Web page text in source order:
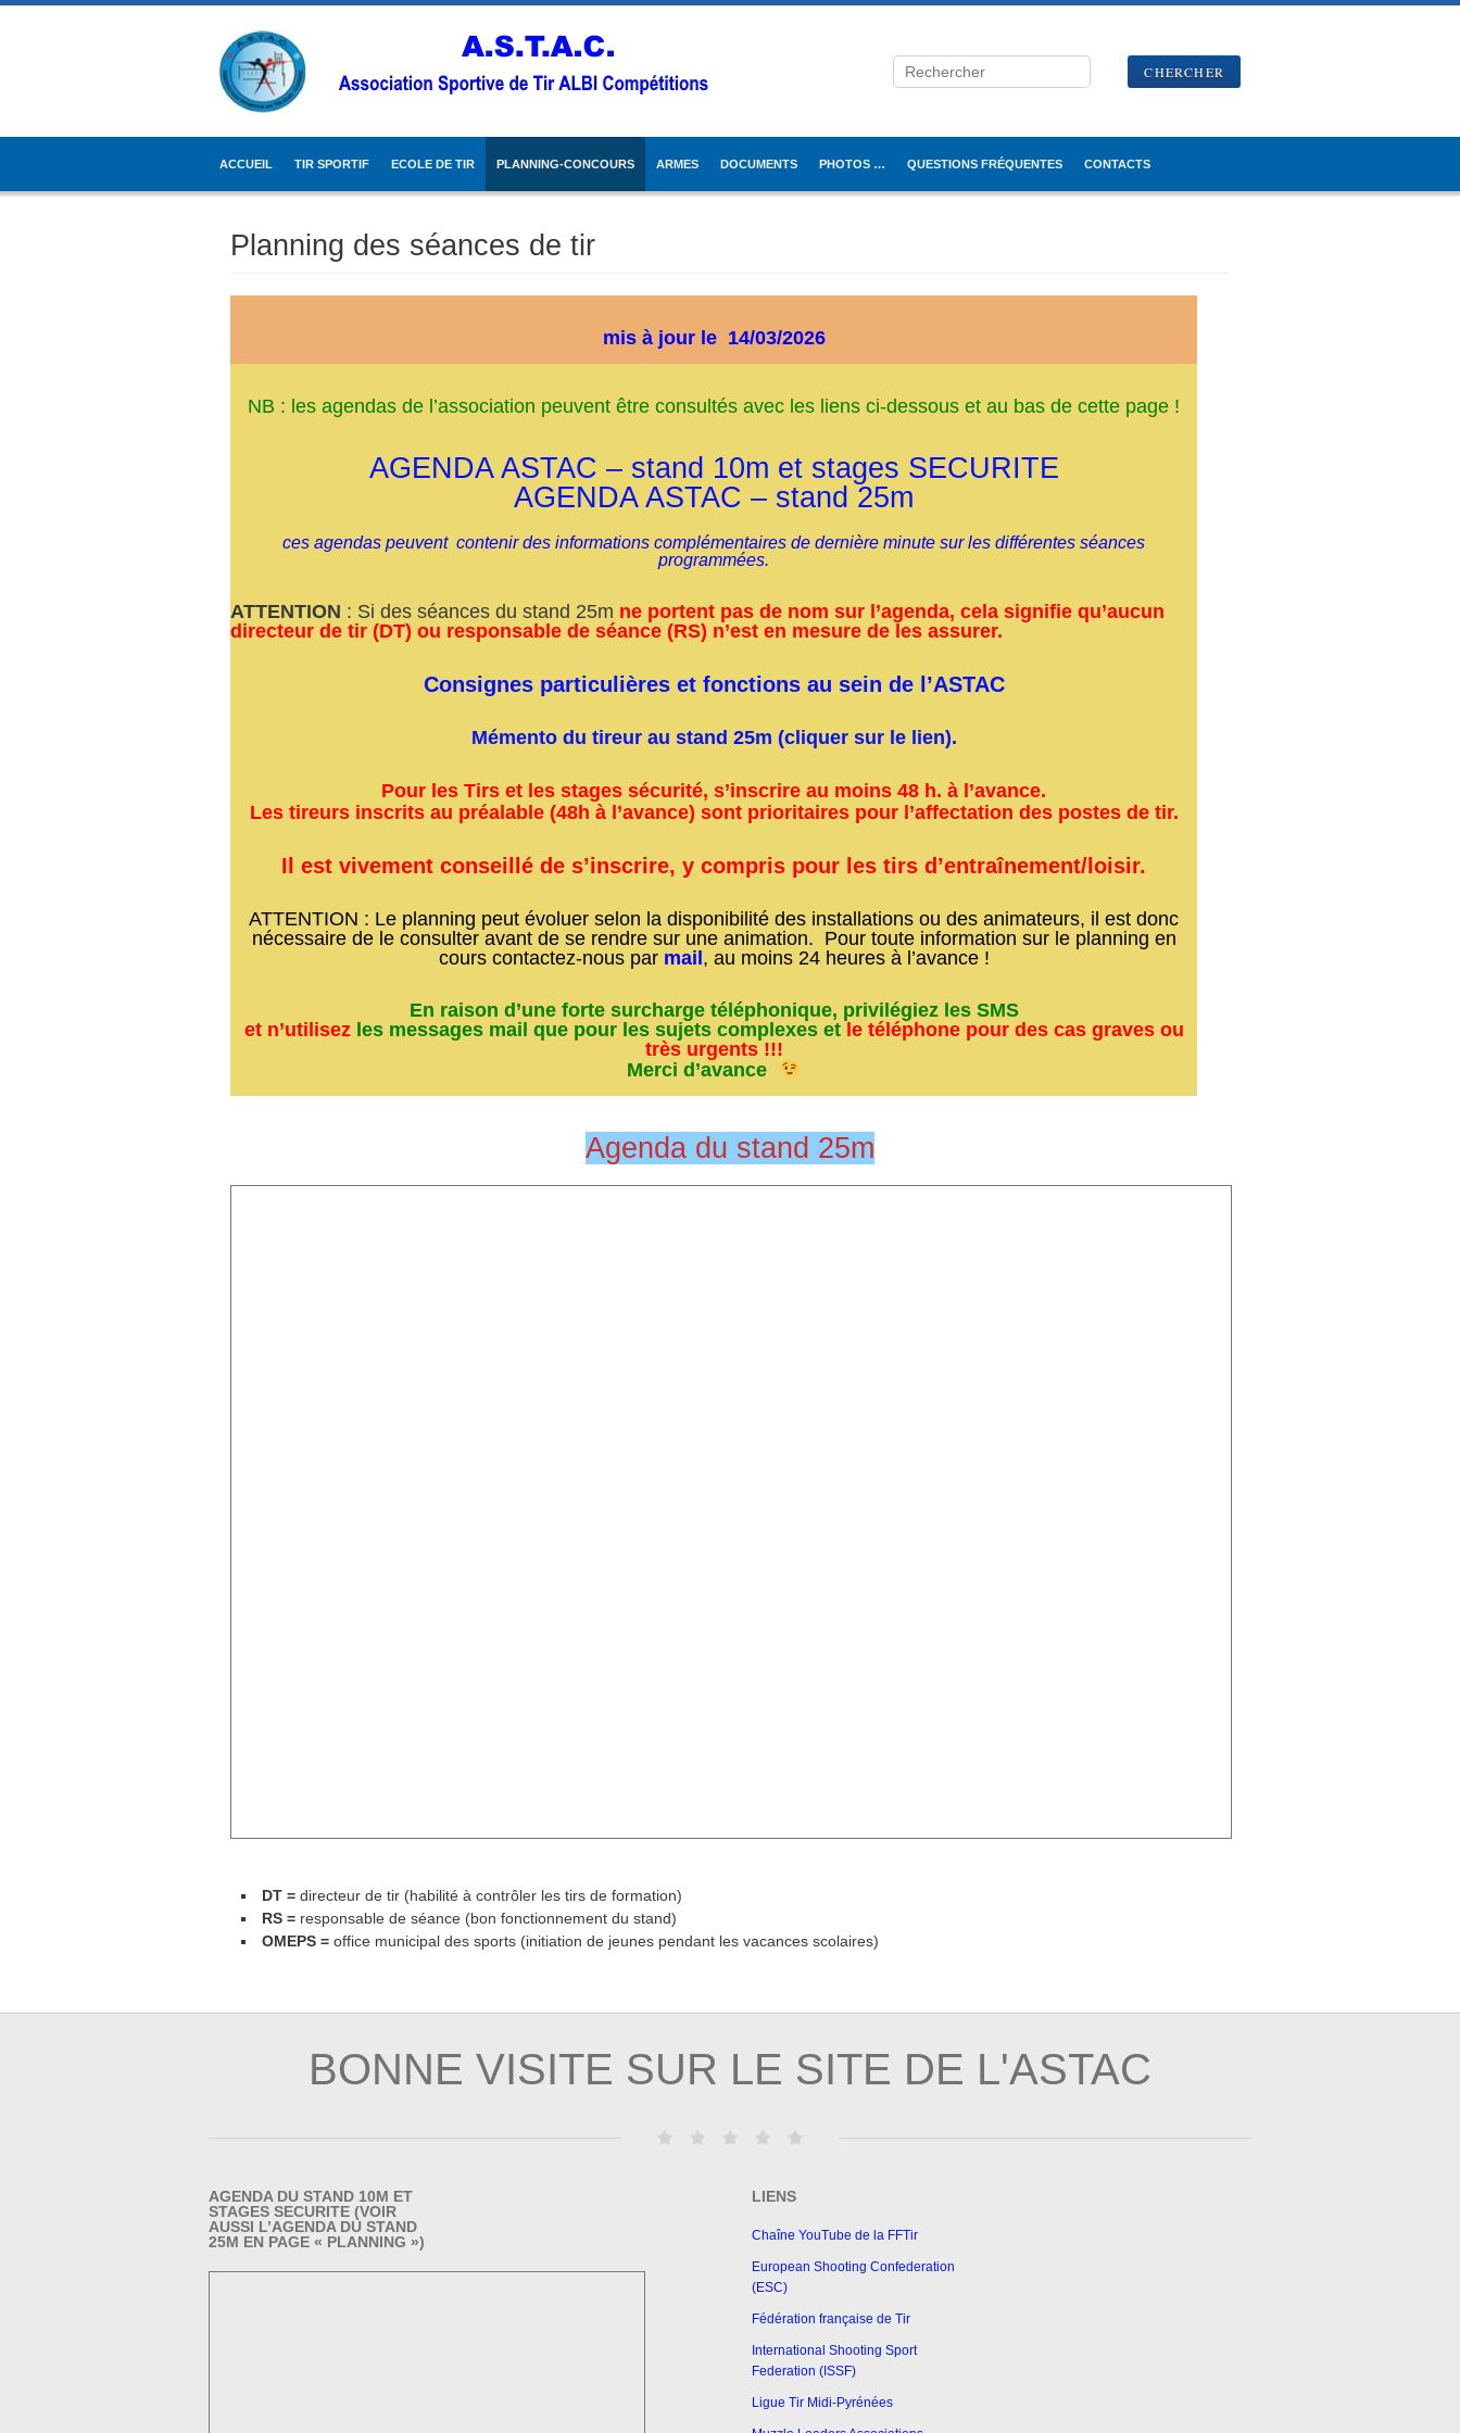
ACCUEIL TIR SPORTIF ECOLE DE TIR PLANNING-CONCOURS ARMES DOCUMENTS PHOTOS … QUESTIONS FRÉQUENTES CONTACTS
Planning des séances de tir
mis à jour le 14/03/2026
NB : les agendas de l’association peuvent être consultés avec les liens ci-dessous et au bas de cette page !
AGENDA ASTAC – stand 10m et stages SECURITE
AGENDA ASTAC – stand 25m
ces agendas peuvent contenir des informations complémentaires de dernière minute sur les différentes séances
programmées.
ATTENTION : Si des séances du stand 25m ne portent pas de nom sur l’agenda, cela signifie qu’aucun
directeur de tir (DT) ou responsable de séance (RS) n’est en mesure de les assurer.
Consignes particulières et fonctions au sein de l’ASTAC
Mémento du tireur au stand 25m (cliquer sur le lien).
Pour les Tirs et les stages sécurité, s’inscrire au moins 48 h. à l’avance.
Les tireurs inscrits au préalable (48h à l’avance) sont prioritaires pour l’affectation des postes de tir.
Il est vivement conseillé de s’inscrire, y compris pour les tirs d’entraînement/loisir.
ATTENTION : Le planning peut évoluer selon la disponibilité des installations ou des animateurs, il est donc
nécessaire de le consulter avant de se rendre sur une animation. Pour toute information sur le planning en
cours contactez-nous par mail , au moins 24 heures à l’avance !
En raison d’une forte surcharge téléphonique, privilégiez les SMS
et n’utilisez les messages mail que pour les sujets complexes et le téléphone pour des cas graves ou
très urgents !!!
Merci d’avance
Agenda du stand 25m
DT = directeur de tir (habilité à contrôler les tirs de formation)
RS = responsable de séance (bon fonctionnement du stand)
OMEPS = office municipal des sports (initiation de jeunes pendant les vacances scolaires)
BONNE VISITE SUR LE SITE DE L'ASTAC
AGENDA DU STAND 10M ET
STAGES SECURITE (VOIR
AUSSI L’AGENDA DU STAND
25M EN PAGE « PLANNING »)
LIENS
Chaîne YouTube de la FFTir
European Shooting Confederation
(ESC)
Fédération française de Tir
International Shooting Sport
Federation (ISSF)
Ligue Tir Midi-Pyrénées